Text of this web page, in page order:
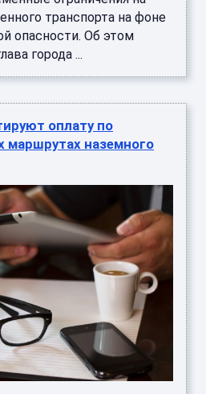
транспорта на фоне
опасности. Об этом
города ...
оплату по
маршрутах наземного